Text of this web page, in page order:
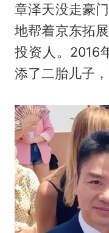
章泽天没走豪
地帮着京东拓
投资人。2016
添了二胎儿子